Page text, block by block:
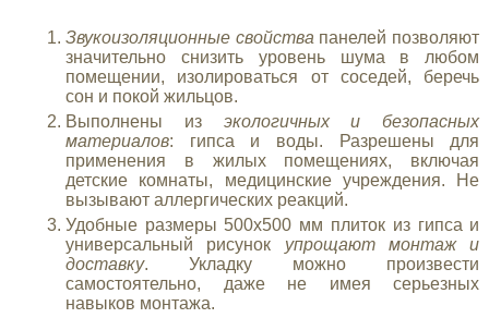
Звукоизоляционные свойства панелей позволяют
значительно снизить уровень шума в любом
помещении, изолироваться от соседей, беречь
сон и покой жильцов.
Выполнены из экологичных и безопасных
материалов: гипса и воды. Разрешены для
применения в жилых помещениях, включая
детские комнаты, медицинские учреждения. Не
вызывают аллергических реакций.
Удобные размеры 500х500 мм плиток из гипса и
универсальный рисунок упрощают монтаж и
доставку. Укладку можно произвести
самостоятельно, даже не имея серьезных
навыков монтажа.